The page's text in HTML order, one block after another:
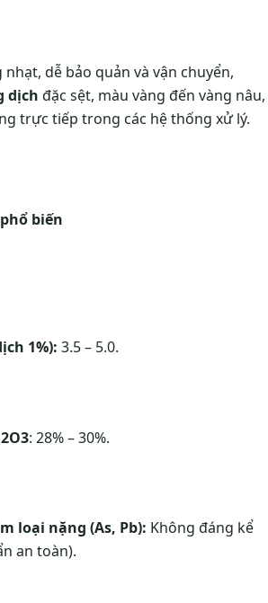
nhạt, dễ bảo quản và vận chuyển,
dịch đặc sệt, màu vàng đến vàng nâu,
trực tiếp trong các hệ thống xử lý.
biến
1%): 3.5 – 5.0.
: 28% – 30%.
loại nặng (As, Pb): Không đáng kể
an toàn).